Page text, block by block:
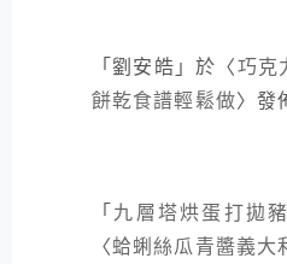
「劉安皓 」於〈巧克
餅乾食譜輕鬆做〉發
「 九層塔烘蛋打拋
〈蛤蜊絲瓜青醬義大